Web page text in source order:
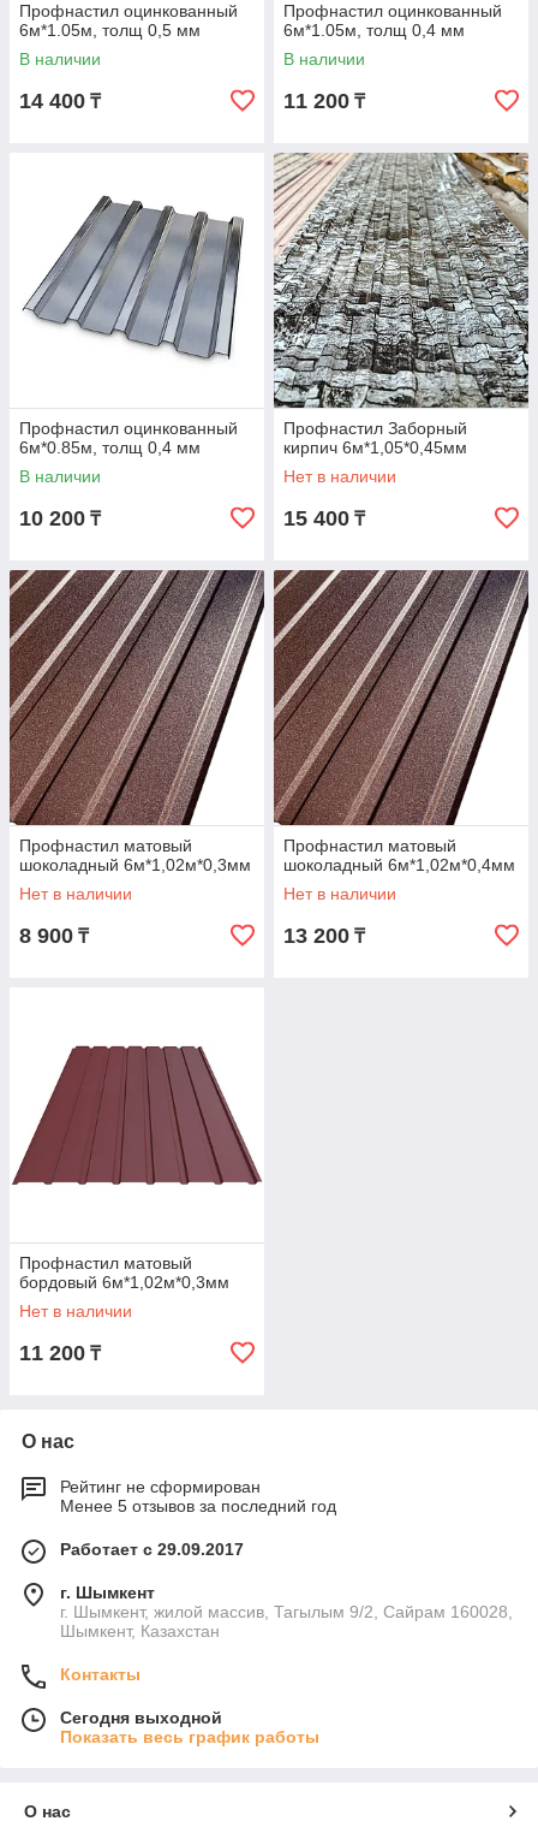
Профнастил оцинкованный
6м*1.05м, толщ 0,5 мм
В наличии
14 400 ₸
Профнастил оцинкованный
6м*1.05м, толщ 0,4 мм
В наличии
11 200 ₸
Профнастил оцинкованный
6м*0.85м, толщ 0,4 мм
В наличии
10 200 ₸
Профнастил Заборный
кирпич 6м*1,05*0,45мм
Нет в наличии
15 400 ₸
Профнастил матовый
шоколадный 6м*1,02м*0,3мм
Нет в наличии
8 900 ₸
Профнастил матовый
шоколадный 6м*1,02м*0,4мм
Нет в наличии
13 200 ₸
Профнастил матовый
бордовый 6м*1,02м*0,3мм
Нет в наличии
11 200 ₸
О нас
Рейтинг не сформирован
Менее 5 отзывов за последний год
Работает с 29.09.2017
г. Шымкент
г. Шымкент, жилой массив, Тагылым 9/2, Сайрам 160028,
Шымкент, Казахстан
Контакты
Сегодня выходной
Показать весь график работы
О нас